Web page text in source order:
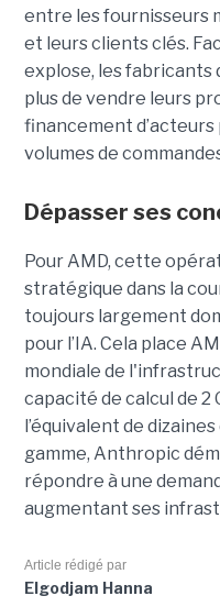
entre les fournisseurs
et leurs clients clés.
explose, les fabricants
plus de vendre leurs
financement
volumes de
Dépasser ses
Pour AMD, cette
stratégique dans la
toujours largement
pour l’IA. Cela place
mondiale de
capacité de calcul de 2
l’équivalent de
gamme, Anthropic
répondre à une
augmentant ses
Article rédigé par
Elgodjam Hanna